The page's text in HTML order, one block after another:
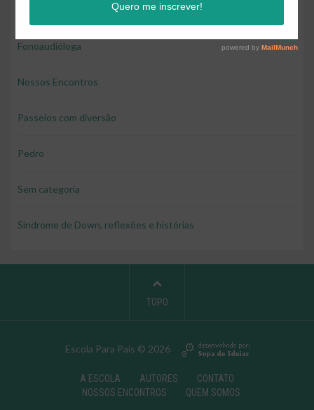
Educação financeira para crianças
Fonoaudióloga
Nossos Encontros
Passeios com diversão
Pedro
Sem categoria
Síndrome de Down, reflexões e histórias
Escola Para Pais © 2026
A ESCOLA AUTORES
CONTATO
NOSSOS ENCONTROS
QUEM SOMOS
TOPO